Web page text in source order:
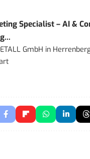
Specialist – AI &
GmbH in